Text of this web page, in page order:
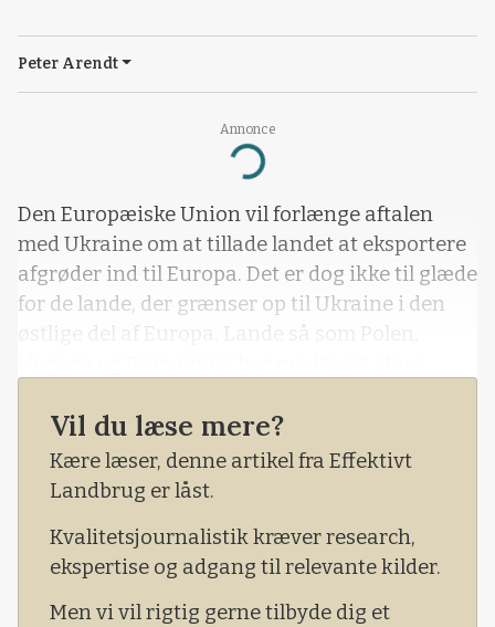
Annonce
Loading...
Peter Arendt
Den Europæiske Union vil forlænge aftalen
med Ukraine om at tillade landet at eksportere
afgrøder ind til Europa. Det er dog ikke til glæde
for de lande, der grænser op til Ukraine i den
østlige del af Europa. Lande så som Polen,
russiske invasion af landet. Det betyder, at
disse landes lagre med afgrøder er fyldt op. De
store mængder med afgrøder betyder samtidig,
sat under
Vil du læse mere?
Kære læser, denne artikel fra Effektivt
Landbrug er låst.
Kvalitetsjournalistik kræver research,
ekspertise og adgang til relevante kilder.
Men vi vil rigtig gerne tilbyde dig et